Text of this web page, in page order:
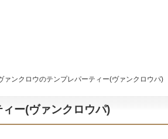
ァンクロウのテンプレパーティー(ヴァンクロウパ)
ー(ヴァンクロウパ)